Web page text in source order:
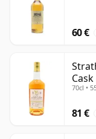
60 €
70cl •
81 €